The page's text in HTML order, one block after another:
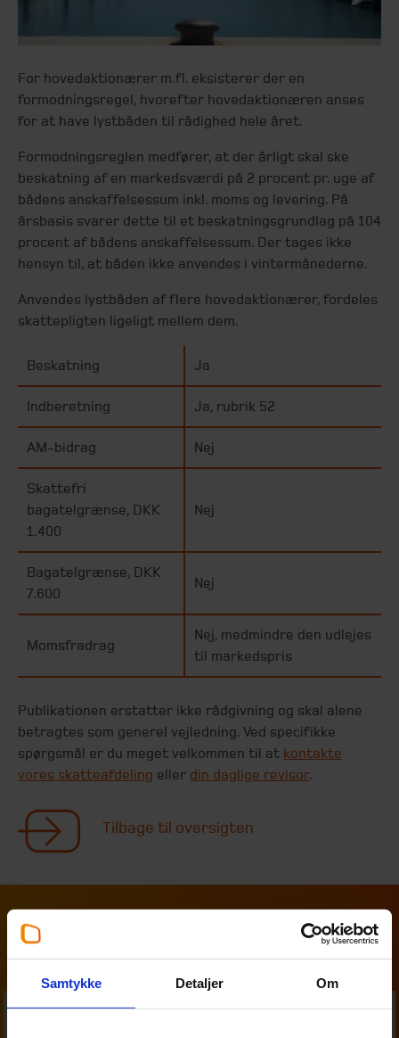
Samtykke Detaljer Om
For hovedaktionærer m.fl. eksisterer der en
formodningsregel, hvorefter hovedaktionæren anses
for at have lystbåden til rådighed hele året.
Formodningsreglen medfører, at der årligt skal ske
beskatning af en markedsværdi på 2 procent pr. uge af
bådens anskaffelsessum inkl. moms og levering. På
årsbasis svarer dette til et beskatningsgrundlag på 104
procent af bådens anskaffelsessum. Der tages ikke
hensyn til, at båden ikke anvendes i vintermånederne.
Anvendes lystbåden af flere hovedaktionærer, fordeles
skattepligten ligeligt mellem dem.
Beskatning Ja
Indberetning Ja, rubrik 52
AM-bidrag Nej
Skattefri
bagatelgrænse, DKK
1.400
Nej
Bagatelgrænse, DKK
7.600
Nej
Momsfradrag
Nej, medmindre den udlejes
til markedspris
Publikationen erstatter ikke rådgivning og skal alene
betragtes som generel vejledning. Ved specifikke
spørgsmål er du meget velkommen til at kontakte
vores skatteafdeling eller din daglige revisor.
Tilbage til oversigten